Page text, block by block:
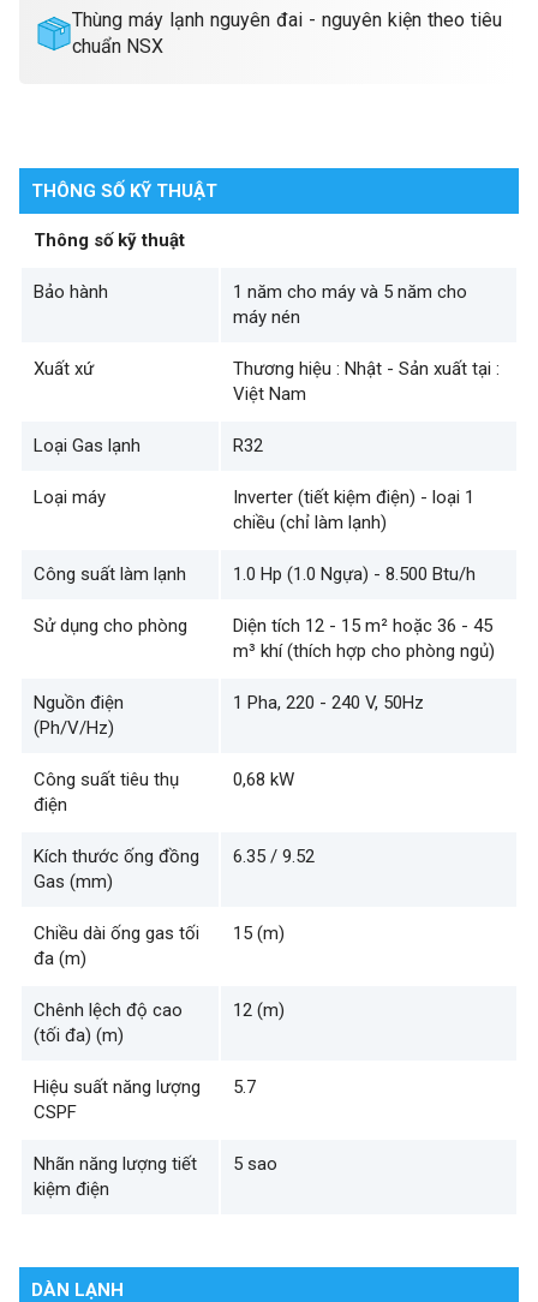
Thùng máy lạnh nguyên đai - nguyên kiện theo tiêu
chuẩn NSX
THÔNG SỐ KỸ THUẬT
Thông số kỹ thuật
Bảo hành
1 năm cho máy và 5 năm cho
máy nén
Xuất xứ
Thương hiệu : Nhật - Sản xuất tại :
Việt Nam
Loại Gas lạnh R32
Loại máy
Inverter (tiết kiệm điện) - loại 1
chiều (chỉ làm lạnh)
Công suất làm lạnh 1.0 Hp (1.0 Ngựa) - 8.500 Btu/h
Sử dụng cho phòng
Diện tích 12 - 15 m² hoặc 36 - 45
m³ khí (thích hợp cho phòng ngủ)
Nguồn điện
(Ph/V/Hz)
1 Pha, 220 - 240 V, 50Hz
Công suất tiêu thụ
điện
0,68 kW
Kích thước ống đồng
Gas (mm)
6.35 / 9.52
Chiều dài ống gas tối
đa (m)
15 (m)
Chênh lệch độ cao
(tối đa) (m)
12 (m)
Hiệu suất năng lượng
CSPF
5.7
Nhãn năng lượng tiết
kiệm điện
5 sao
DÀN LẠNH